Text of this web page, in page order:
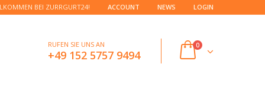
BEI ZURRGURT24! ACCOUNT NEWS LOGIN
RUFEN SIE UNS AN
+49 152 5757 9494
0